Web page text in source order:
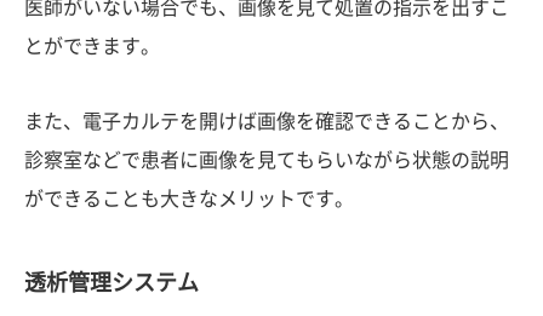
医師がいない場合でも、画像を見て処置の指示を出すこ
とができます。
また、電子カルテを開けば画像を確認できることから、
診察室などで患者に画像を見てもらいながら状態の説明
ができることも大きなメリットです。
透析管理システム